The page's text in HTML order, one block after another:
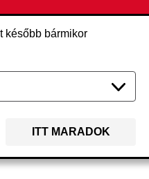
később bármikor
ITT MARADOK